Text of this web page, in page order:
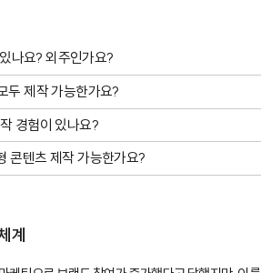
나요? 외주인가요?
두 제작 가능한가요?
경험이 있나요?
콘텐츠 제작 가능한가요?
계